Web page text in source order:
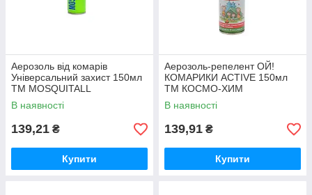
Аерозоль від комарів
Універсальний захист 150мл
ТМ MOSQUITALL
В наявності
139,21 ₴
Купити
Аерозоль-репелент ОЙ!
КОМАРИКИ ACTIVE 150мл
ТМ КОСМО-ХИМ
В наявності
139,91 ₴
Купити